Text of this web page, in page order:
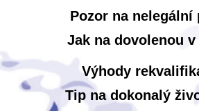
Pozor na nelegální
Jak na dovolenou
Výhody
Tip na dokonalý